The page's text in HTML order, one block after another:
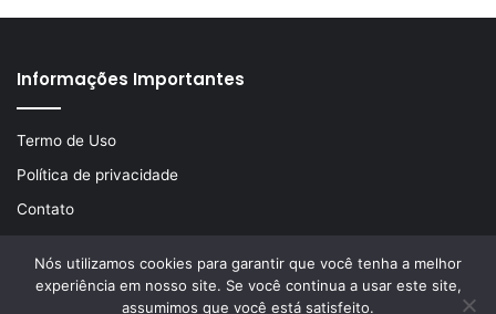
Informações Importantes
Termo de Uso
Política de privacidade
Contato
© Copyright 2026, Todos os direitos reservados | Desenvolvido
Nós utilizamos cookies para garantir que você tenha a melhor
experiência em nosso site. Se você continua a usar este site,
assumimos que você está satisfeito.